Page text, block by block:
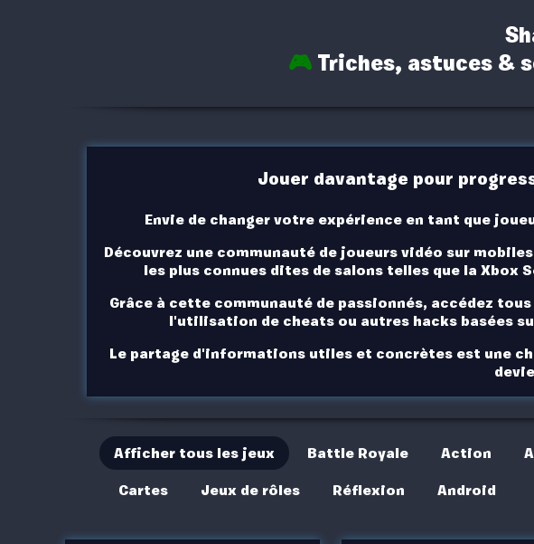
🎮 Triches, astuces &
Jouer davantage pour
Envie de changer votre expérience en tant que
Découvrez une communauté de joueurs vidéo sur
les plus connues dites de salons telles que la Xbox
Grâce à cette communauté de passionnés, accédez
l'utilisation de cheats ou autres hacks basées
Le partage d'informations utiles et concrètes est une
Afficher tous les jeux Battle Royale Action
Cartes
Jeux de rôles Réflexion Android